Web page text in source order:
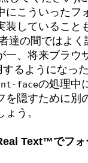
にこういったフ
していること
達の間ではよく
一、将来ブラウ
るようになっ
faceの処理中
を隠すために別
う。
Text™でフォ